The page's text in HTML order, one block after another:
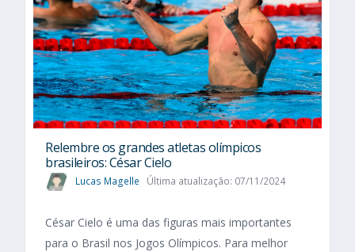
Relembre os grandes atletas olímpicos
brasileiros: César Cielo
Lucas Magelle Última atualização: 07/11/2024
César Cielo é uma das figuras mais importantes
para o Brasil nos Jogos Olímpicos. Para melhor